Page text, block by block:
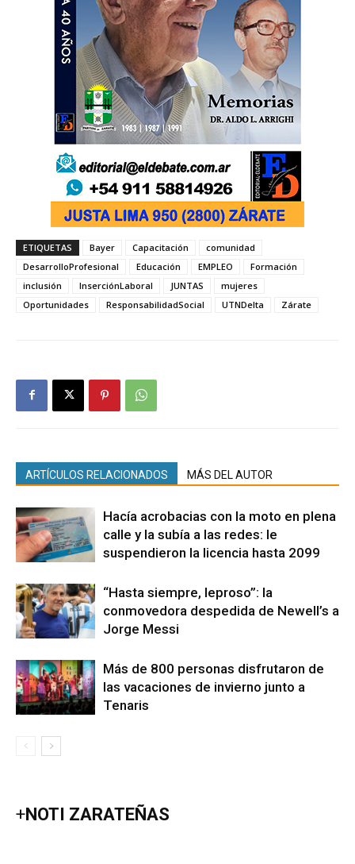
ETIQUETAS Bayer Capacitación
comunidad
DesarrolloProfesional
Educación EMPLEO
Formación
inclusión
InserciónLaboral JUNTAS
mujeres
Oportunidades
ResponsabilidadSocial UTNDelta Zárate
ARTÍCULOS RELACIONADOS MÁS DEL AUTOR
Hacía acrobacias con la moto en plena
calle y la subía a las redes: le
suspendieron la licencia hasta 2099
“Hasta siempre, leproso”: la
conmovedora despedida de Newell’s a
Jorge Messi
Más de 800 personas disfrutaron de
las vacaciones de invierno junto a
Tenaris
+NOTI ZARATEÑAS